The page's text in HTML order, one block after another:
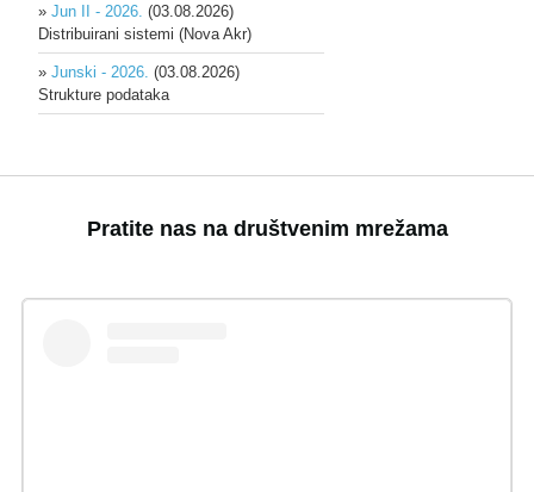
» Jun II - 2026. (03.08.2026)
Distribuirani sistemi (Nova Akr)
» Junski - 2026. (03.08.2026)
Strukture podataka
Pratite nas na društvenim mrežama